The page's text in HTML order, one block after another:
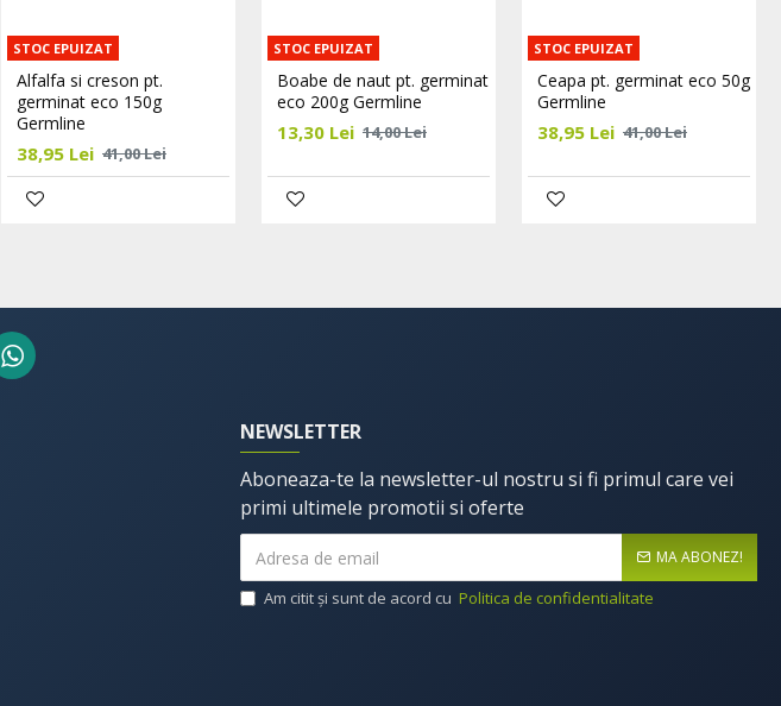
Creson seminte pt.
germinat eco 100g
Germline
22,80 Lei 24,00 Lei
Adaugă în Coş
Fasole mung pt. germinat
eco 200g Germline
20,90 Lei 22,00 Lei
Adaugă în Coş
STOC EPUIZAT
Alfalfa si creson pt.
germinat eco 150g
Germline
38,95 Lei 41,00 Lei
STOC EPUIZAT
Boabe de naut pt. germinat
eco 200g Germline
13,30 Lei 14,00 Lei
STOC EPUIZAT
Ceapa pt. germinat eco 50g
Germline
38,95 Lei 41,00 Lei
NEWSLETTER
Aboneaza-te la newsletter-ul nostru si fi primul care vei
primi ultimele promotii si oferte
MA ABONEZ!
Am citit şi sunt de acord cu Politica de confidentialitate